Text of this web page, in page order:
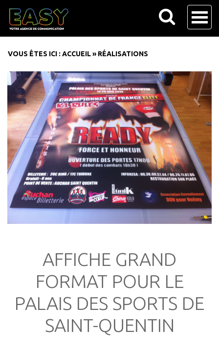
VOUS ÊTES ICI : ACCUEIL» RÉALISATIONS
AFFICHE GRAND
FORMAT POUR LE
PALAIS DES SPORTS DE
SAINT-QUENTIN